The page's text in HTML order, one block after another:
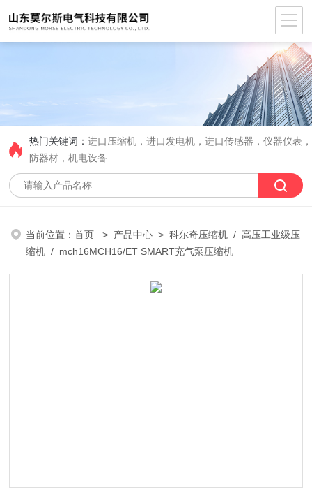
热门关键词：进口压缩机，进口发电机，进口传感器，仪器仪表
防器材，机电设备
当前位置：首页 > 产品中心 >科尔奇压缩机 /高压工业级压
缩机 / mch16MCH16/ET SMART充气泵压缩机